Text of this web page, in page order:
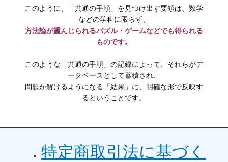
このように、「共通の手順」を見つけ出す要領は、数学
などの学科に限らず、
方法論が重んじられるパズル・ゲームなどでも得られる
ものです。
このような「共通の手順」の記録によって、それらがデ
ータベースとして蓄積され、
問題が解けるようになる「結果」に、明確な形で反映す
るということです。
特定商取引法に基づく